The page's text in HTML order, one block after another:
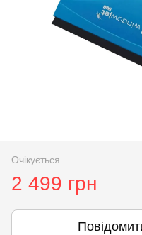
Очікується
2 499 грн